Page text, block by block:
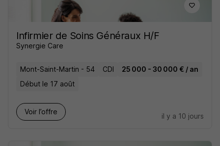
Infirmier de Soins Généraux H/F
Synergie Care
Mont-Saint-Martin - 54 CDI
25 000 - 30 000 € / an
Début le 17 août
Voir l’offre
il y a 10 jours